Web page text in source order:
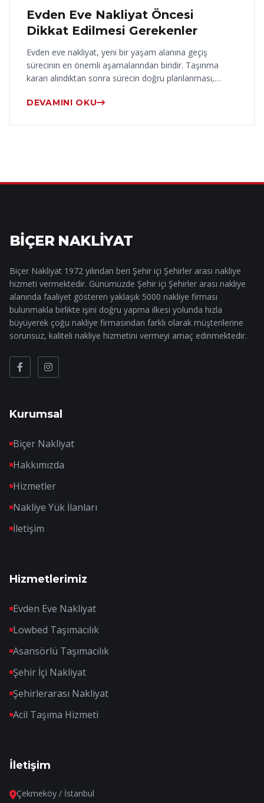
16 Haziran 2026
Evden Eve Nakliyat Öncesi
Dikkat Edilmesi Gerekenler
Evden eve nakliyat, yeni bir yaşam alanına geçiş
sürecinin en önemli aşamalarından biridir. Taşınma
kararı alındıktan sonra sürecin doğru planlanması,…
DEVAMINI OKU
BİÇER NAKLİYAT
Biçer Nakliyat 1972 yılından beri Şehir içi Şehirler arası nakliye
hizmeti vermektedir. Günümüzde Şehir içi Şehirler arası nakliye
alanında faaliyet gösteren yaklaşık 5000 nakliye firması
bulunmakla birlikte işini doğru yapma ilkesi yolunda hızla
büyüyerek çoğu nakliye firmasından farklı olarak müşterilerine
sorunsuz, kaliteli nakliye hizmetini vermeyi amaç edinmektedir.
Kurumsal
Biçer Nakliyat
Hakkımızda
Hizmetler
Nakliye Yük İlanları
İletişim
Hizmetlerimiz
Evden Eve Nakliyat
Lowbed Taşımacılık
Asansörlü Taşımacılık
Şehir İçi Nakliyat
Şehirlerarası Nakliyat
Acil Taşıma Hizmeti
İletişim
Çekmeköy / İstanbul